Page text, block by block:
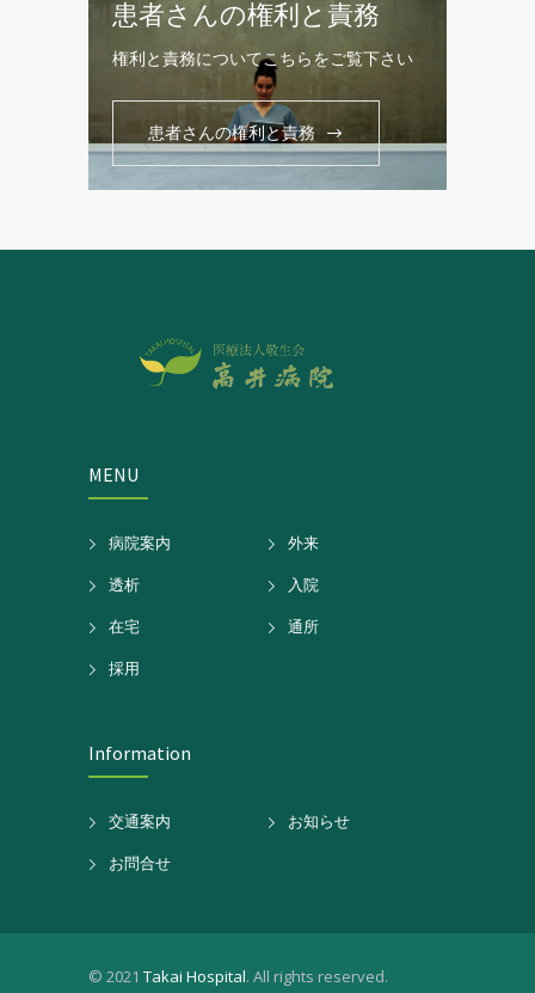
患者さんの権利と責務
権利と責務についてこちらをご覧下さい
患者さんの権利と責務
MENU
病院案内
外来
透析
入院
在宅
通所
採用
Information
交通案内
お知らせ
お問合せ
© 2021 Takai Hospital. All rights reserved.